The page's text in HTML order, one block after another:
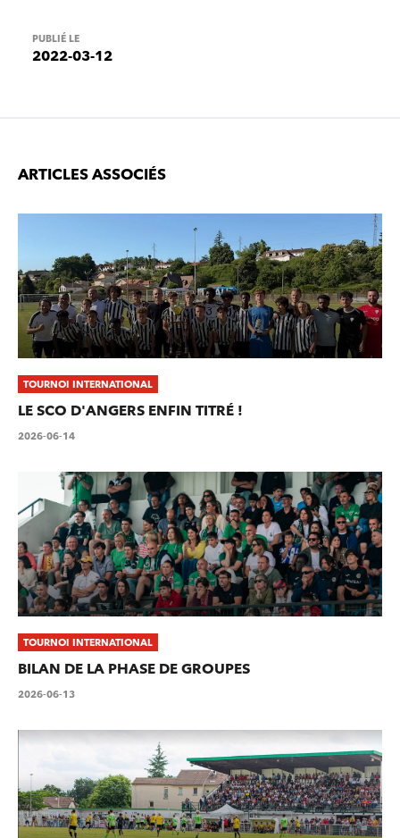
PUBLIÉ LE
2022-03-12
ARTICLES ASSOCIÉS
TOURNOI INTERNATIONAL
LE SCO D'ANGERS ENFIN TITRÉ !
2026-06-14
TOURNOI INTERNATIONAL
BILAN DE LA PHASE DE GROUPES
2026-06-13